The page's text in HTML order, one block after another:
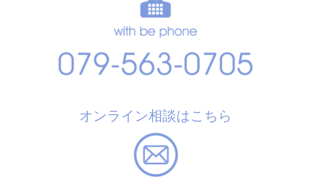
オンライン相談はこちら